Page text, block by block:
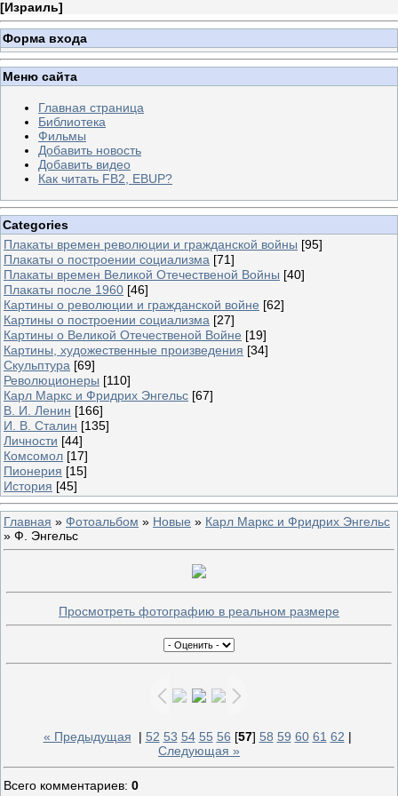
[Израиль]
Форма входа
Меню сайта
Главная страница
Библиотека
Фильмы
Добавить новость
Добавить видео
Как читать FB2, EBUP?
Categories
Плакаты времен революции и гражданской войны [95]
Плакаты о построении социализма [71]
Плакаты времен Великой Отечественой Войны [40]
Плакаты после 1960 [46]
Картины о революции и гражданской войне [62]
Картины о построении социализма [27]
Картины о Великой Отечественой Войне [19]
Картины, художественные произведения [34]
Скульптура [69]
Революционеры [110]
Карл Маркс и Фридрих Энгельс [67]
В. И. Ленин [166]
И. В. Сталин [135]
Личности [44]
Комсомол [17]
Пионерия [15]
История [45]
Главная » Фотоальбом » Новые » Карл Маркс и Фридрих Энгельс
» Ф. Энгельс
Просмотреть фотографию в реальном размере
« Предыдущая | 52 53 54 55 56 [57] 58 59 60 61 62 |
Следующая »
Всего комментариев: 0